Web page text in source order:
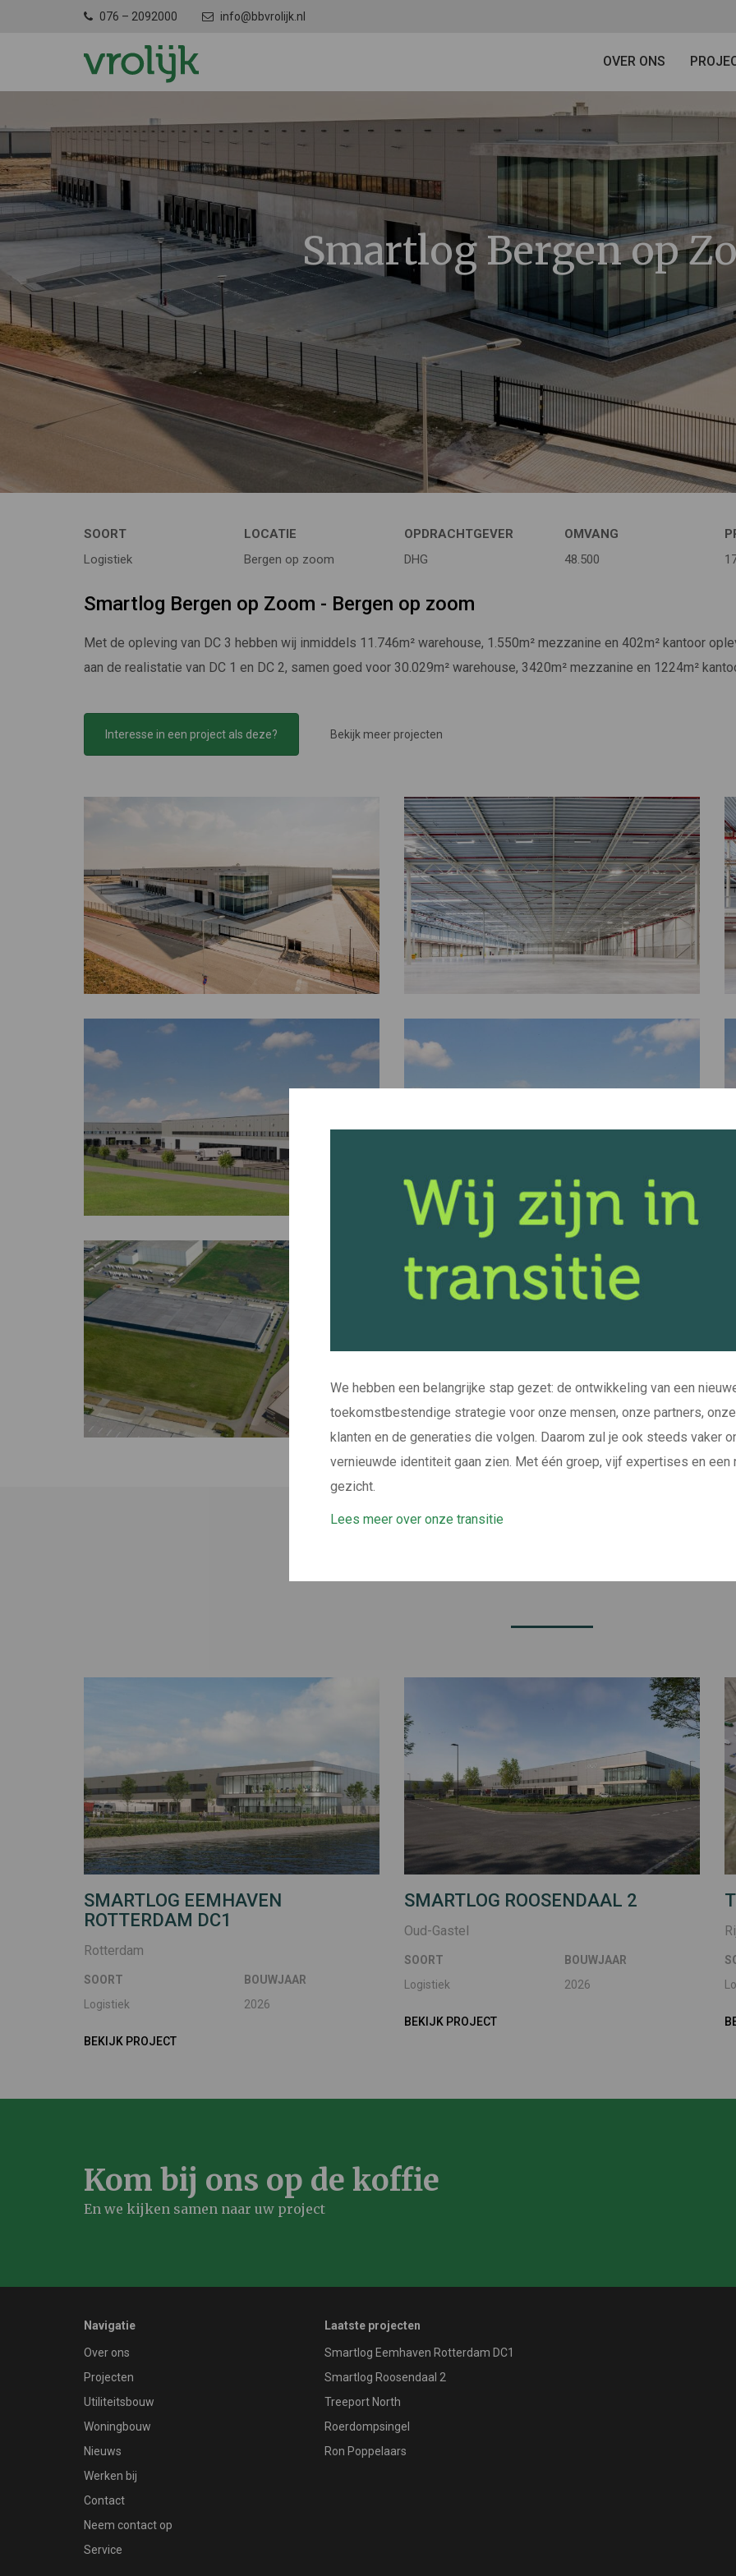
076 – 2092000 info@bbvrolijk.nl
OVER ONS
Smartlog Bergen op
SOORT
Logistiek
LOCATIE
Bergen op zoom
OPDRACHTGEVER
DHG
OMVANG
48.500
Smartlog Bergen op Zoom - Bergen op zoom
Met de opleving van DC 3 hebben wij inmiddels 11.746m² warehouse, 1.550m² mezzanine en 402m² kantoor
aan de realistatie van DC 1 en DC 2, samen goed voor 30.029m² warehouse, 3420m² mezzanine en 1224m²
Interesse in een project als deze? Bekijk meer projecten
SMARTLOG EEMHAVEN
ROTTERDAM DC1
Rotterdam
SOORT
Logistiek
BOUWJAAR
2026
BEKIJK PROJECT
SMARTLOG ROOSENDAAL 2
Oud-Gastel
SOORT
Logistiek
BOUWJAAR
2026
BEKIJK PROJECT
Kom bij ons op de koffie
En we kijken samen naar uw project
Navigatie
Over ons
Projecten
Utiliteitsbouw
Woningbouw
Nieuws
Werken bij
Contact
Neem contact op
Service
Laatste projecten
Smartlog Eemhaven Rotterdam DC1
Smartlog Roosendaal 2
Treeport North
Roerdompsingel
Ron Poppelaars
We hebben een belangrijke stap gezet: de ontwikkeling van een
toekomstbestendige strategie voor onze mensen, onze partners, onze
klanten en de generaties die volgen. Daarom zul je ook steeds vaker
vernieuwde identiteit gaan zien. Met één groep, vijf expertises en een
gezicht.
Lees meer over onze transitie